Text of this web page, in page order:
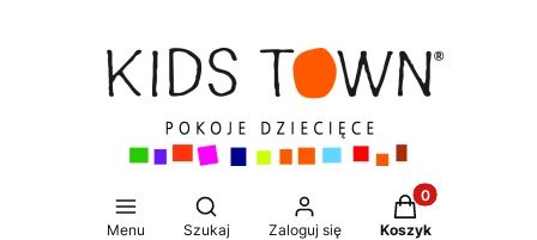
Menu
Otwórz wyszukiwarkę
Szukaj Zaloguj się
Produkty w
Koszyk